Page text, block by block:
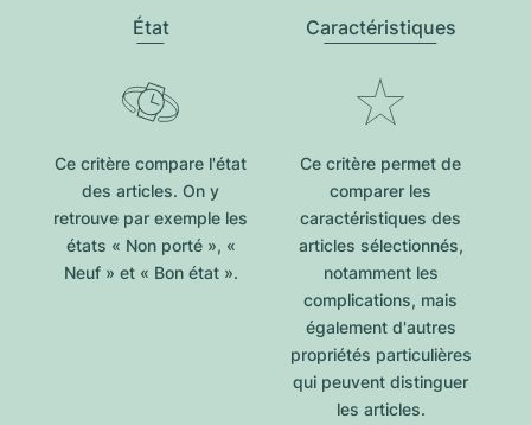
État
Ce critère compare l'état
des articles. On y
retrouve par exemple les
états « Non porté », «
Neuf » et « Bon état ».
Caractéristiques
Ce critère permet de
comparer les
caractéristiques des
articles sélectionnés,
notamment les
complications, mais
également d'autres
propriétés particulières
qui peuvent distinguer
les articles.